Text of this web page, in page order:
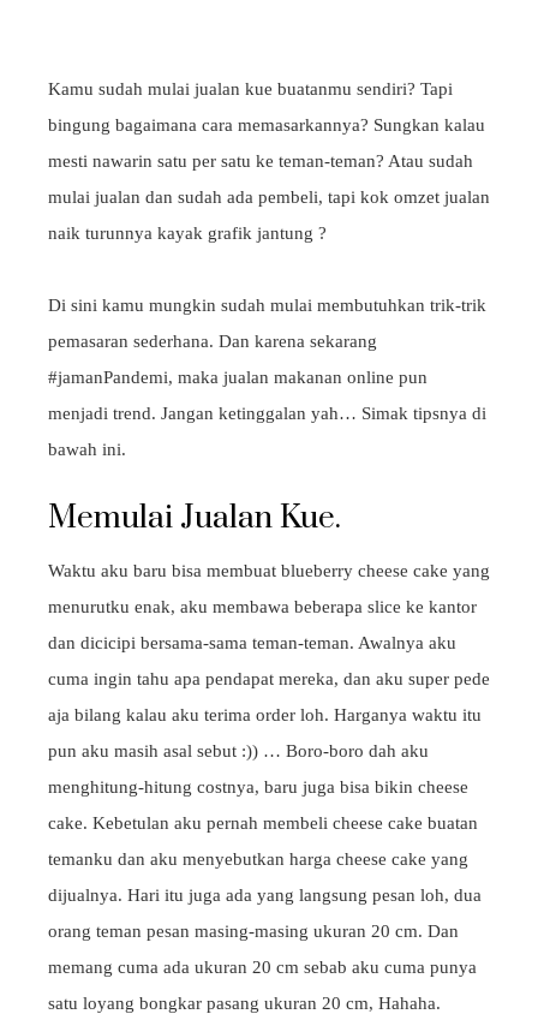
Kamu sudah mulai jualan kue buatanmu sendiri? Tapi
bingung bagaimana cara memasarkannya? Sungkan kalau
mesti nawarin satu per satu ke teman-teman? Atau sudah
mulai jualan dan sudah ada pembeli, tapi kok omzet jualan
naik turunnya kayak grafik jantung ?
Di sini kamu mungkin sudah mulai membutuhkan trik-trik
pemasaran sederhana. Dan karena sekarang
#jamanPandemi, maka jualan makanan online pun
menjadi trend. Jangan ketinggalan yah… Simak tipsnya di
bawah ini.
Memulai Jualan Kue.
Waktu aku baru bisa membuat blueberry cheese cake yang
menurutku enak, aku membawa beberapa slice ke kantor
dan dicicipi bersama-sama teman-teman. Awalnya aku
cuma ingin tahu apa pendapat mereka, dan aku super pede
aja bilang kalau aku terima order loh. Harganya waktu itu
pun aku masih asal sebut :)) … Boro-boro dah aku
menghitung-hitung costnya, baru juga bisa bikin cheese
cake. Kebetulan aku pernah membeli cheese cake buatan
temanku dan aku menyebutkan harga cheese cake yang
dijualnya. Hari itu juga ada yang langsung pesan loh, dua
orang teman pesan masing-masing ukuran 20 cm. Dan
memang cuma ada ukuran 20 cm sebab aku cuma punya
satu loyang bongkar pasang ukuran 20 cm, Hahaha.